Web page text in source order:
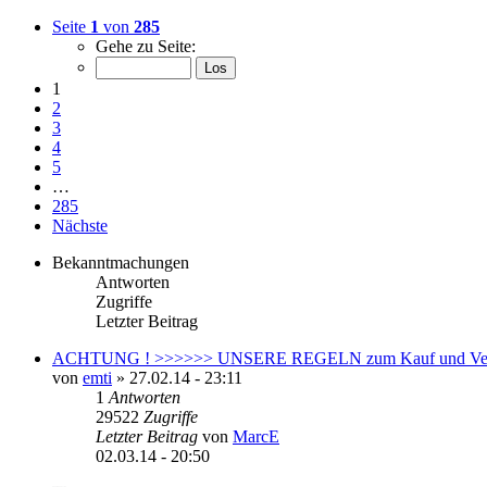
Seite 1 von 285
Gehe zu Seite:
1
2
3
4
5
…
285
Nächste
Bekanntmachungen
Antworten
Zugriffe
Letzter Beitrag
ACHTUNG ! >>>>>> UNSERE REGELN zum Kauf und
von emti » 27.02.14 - 23:11
1 Antworten
29522 Zugriffe
Letzter Beitrag von MarcE
02.03.14 - 20:50